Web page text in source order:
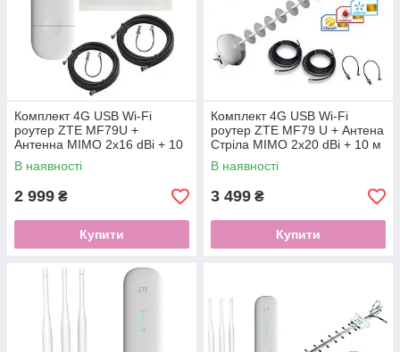
Комплект 4G USB Wi-Fi
роутер ZTE MF79U +
Антенна MIMO 2x16 dBi + 10
м кабеля с переходниками
В наявності
2 999 ₴
Купити
Комплект 4G USB Wi-Fi
роутер ZTE MF79 U + Антена
Стріла MIMO 2x20 dBi + 10 м
кабелю з перехідниками
В наявності
3 499 ₴
Купити